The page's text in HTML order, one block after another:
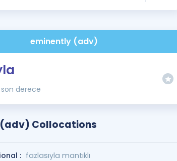
İngilizce
eminently (adv)
derece
Collocations
: fazlasıyla mantıklı